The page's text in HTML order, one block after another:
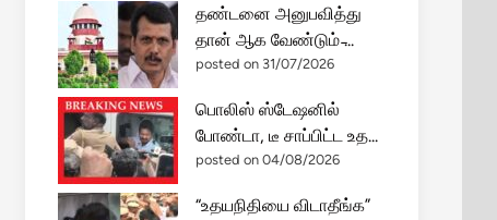
தண்டனை அனுபவித்து
தான் ஆக வேண்டும் ̵...
posted on 31/07/2026
பொலிஸ் ஸ்டேஷனில்
போண்டா, டீ சாப்பிட்ட உத...
posted on 04/08/2026
“உதயநிதியை விடாதீங்க”